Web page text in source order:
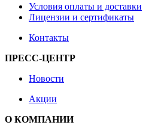
Условия оплаты и доставки
Лицензии и сертификаты
Контакты
ПРЕСС-ЦЕНТР
Новости
Акции
О КОМПАНИИ